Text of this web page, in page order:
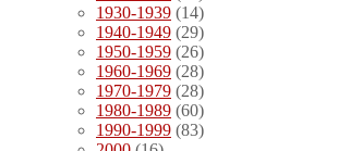
1930-1939 (14)
1940-1949 (29)
1950-1959 (26)
1960-1969 (28)
1970-1979 (28)
1980-1989 (60)
1990-1999 (83)